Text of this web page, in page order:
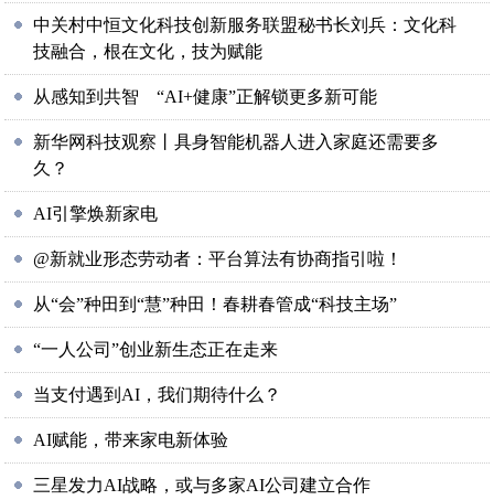
中关村中恒文化科技创新服务联盟秘书长刘兵：文化科
技融合，根在文化，技为赋能
从感知到共智 “AI+健康”正解锁更多新可能
新华网科技观察丨具身智能机器人进入家庭还需要多
久？
AI引擎焕新家电
@新就业形态劳动者：平台算法有协商指引啦！
从“会”种田到“慧”种田！春耕春管成“科技主场”
“一人公司”创业新生态正在走来
当支付遇到AI，我们期待什么？
AI赋能，带来家电新体验
三星发力AI战略，或与多家AI公司建立合作